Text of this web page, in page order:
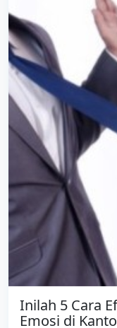
Inilah 5 Cara
Emosi di